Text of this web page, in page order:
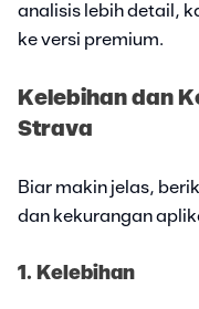
analisis lebih detail,
ke versi premium.
Kelebihan dan
Strava
Biar makin jelas,
dan kekurangan
1. Kelebihan